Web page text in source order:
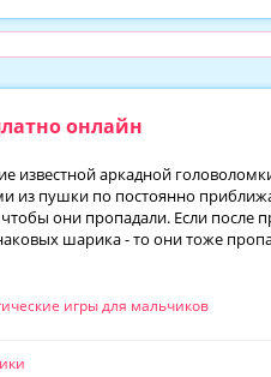
онлайн
известной аркадной
из пушки по постоянно
они пропадали. Если
шарика - то они тоже
игры для мальчиков